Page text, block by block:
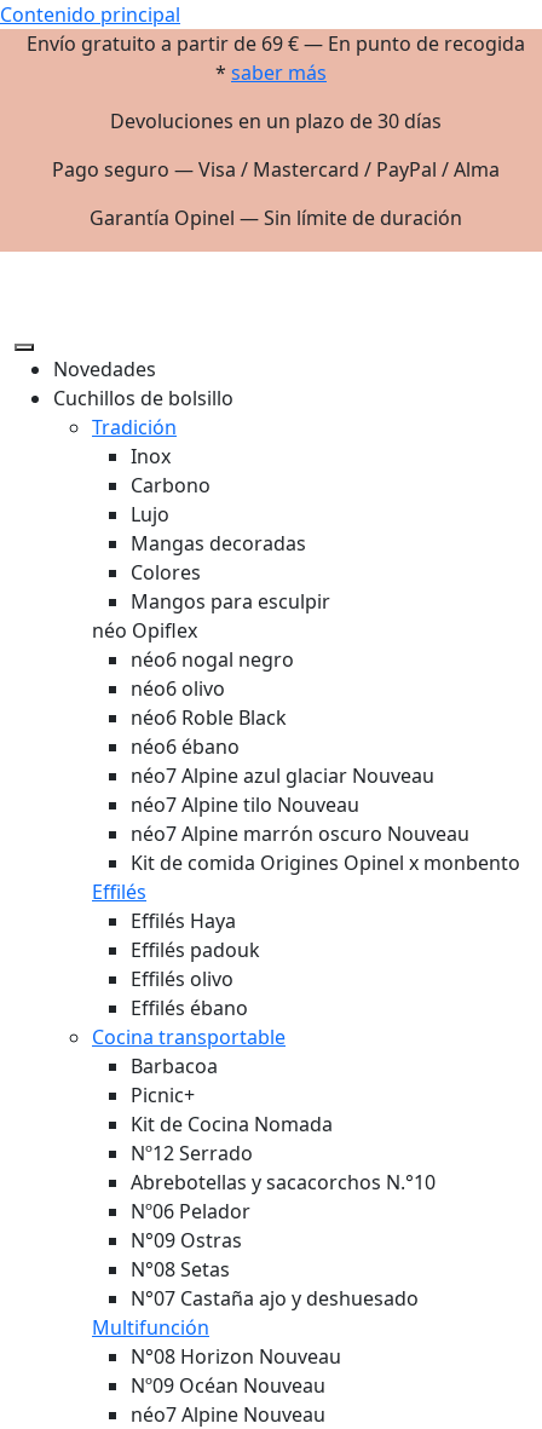
Contenido principal
Envío gratuito a partir de 69 € — En punto de recogida
* saber más
Devoluciones en un plazo de 30 días
Pago seguro — Visa / Mastercard / PayPal / Alma
Garantía Opinel — Sin límite de duración
Novedades
Cuchillos de bolsillo
Tradición
Inox
Carbono
Lujo
Mangas decoradas
Colores
Mangos para esculpir
néo Opiflex
néo6 nogal negro
néo6 olivo
néo6 Roble Black
néo6 ébano
néo7 Alpine azul glaciar Nouveau
néo7 Alpine tilo Nouveau
néo7 Alpine marrón oscuro Nouveau
Kit de comida Origines Opinel x monbento
Effilés
Effilés Haya
Effilés padouk
Effilés olivo
Effilés ébano
Cocina transportable
Barbacoa
Picnic+
Kit de Cocina Nomada
Nº12 Serrado
Abrebotellas y sacacorchos N.°10
Nº06 Pelador
N°09 Ostras
N°08 Setas
N°07 Castaña ajo y deshuesado
Multifunción
N°08 Horizon Nouveau
Nº09 Océan Nouveau
néo7 Alpine Nouveau